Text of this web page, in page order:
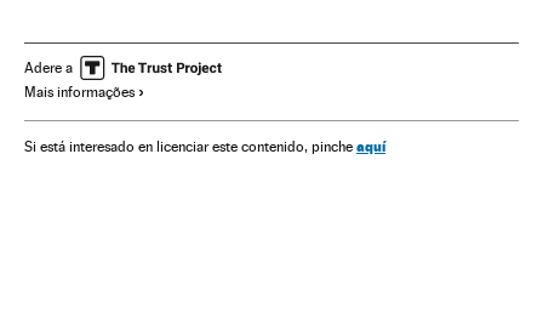
América do Norte Migração
Adere a
Mais informações
Si está interesado en licenciar este contenido, pinche aquí